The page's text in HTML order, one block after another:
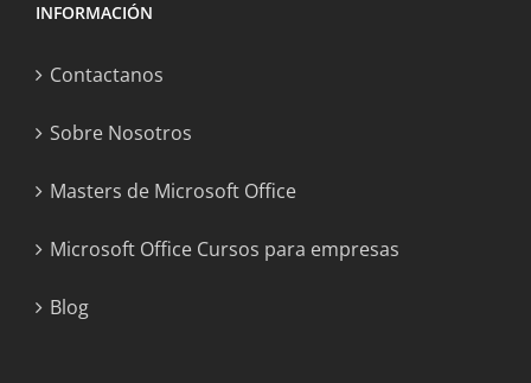
INFORMACIÓN
Contactanos
Sobre Nosotros
Masters de Microsoft Office
Microsoft Office Cursos para empresas
Blog